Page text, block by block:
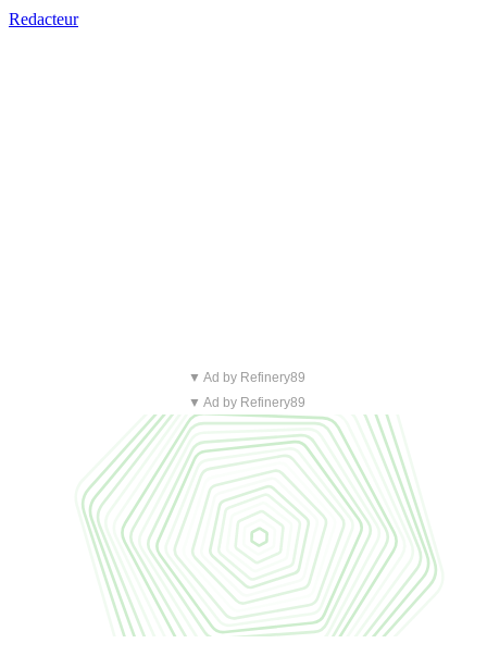
Redacteur
▼ Ad by Refinery89
▼ Ad by Refinery89